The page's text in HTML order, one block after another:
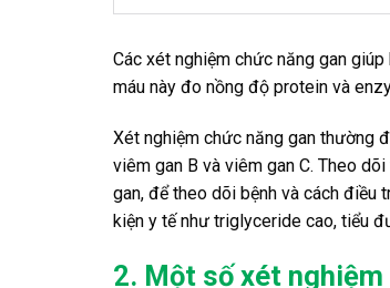
Các xét nghiệm chức năng gan
máu này đo nồng độ protein và
Xét nghiệm chức năng gan thường
viêm gan B và viêm gan C. Theo
gan, để theo dõi bệnh và cách điều
kiện y tế như triglyceride cao, tiểu
2. Một số xét